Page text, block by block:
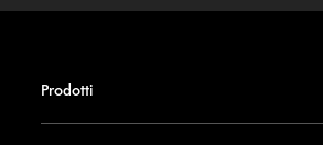
Prodotti